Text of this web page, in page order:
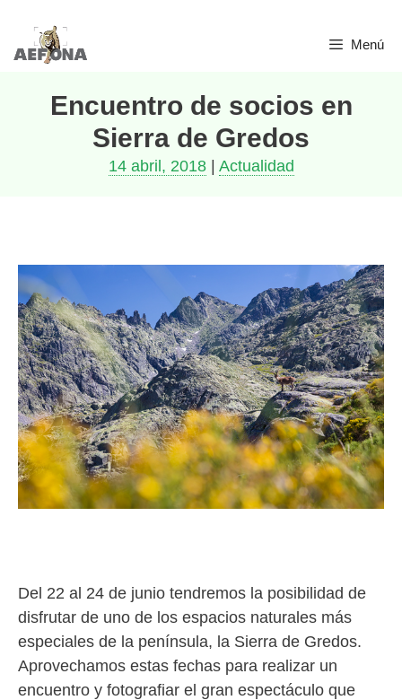
Saltar
Menú
Encuentro de socios en
Sierra de Gredos
14 abril, 2018| Actualidad
Del 22 al 24 de junio tendremos la posibilidad de
disfrutar de uno de los espacios naturales más
especiales de la península, la Sierra de Gredos.
Aprovechamos estas fechas para realizar un
encuentro y fotografiar el gran espectáculo que